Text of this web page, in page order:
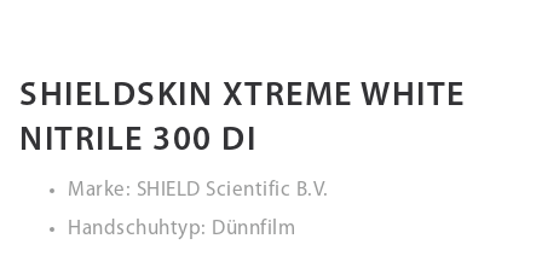
SHIELDSKIN XTREME WHITE
NITRILE 300 DI
Marke: SHIELD Scientific B.V.
Handschuhtyp: Dünnfilm